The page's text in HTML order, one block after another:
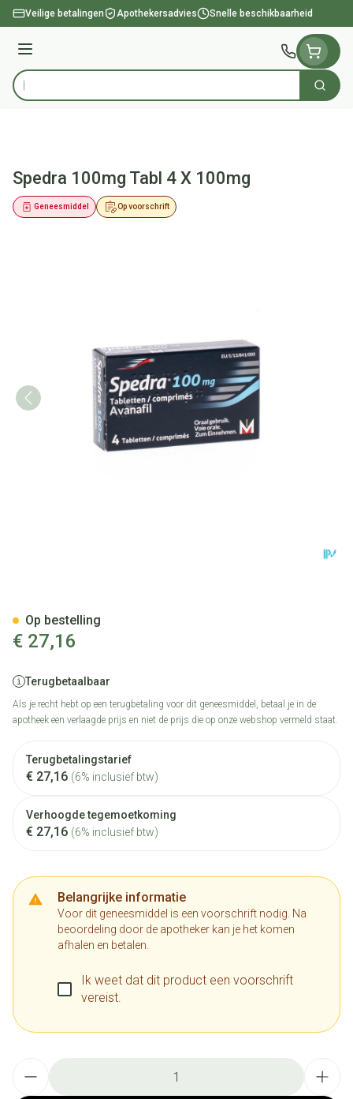
Ga naar de inhoud
Veilige betalingen Apothekersadvies Snelle beschikbaarheid
Menu
Product, merk, categorie... Zoek
Spedra 100mg Tabl 4 X 100mg
Op voorschrift
Geneesmiddel
€ 27,16
Terugbetaalbaar
Als je recht hebt op een terugbetaling voor dit geneesmiddel, betaal je in de
apotheek een verlaagde prijs en niet de prijs die op onze webshop vermeld staat.
Terugbetalingstarief
€ 27,16 (6% inclusief btw)
Verhoogde tegemoetkoming
€ 27,16 (6% inclusief btw)
Belangrijke informatie
Voor dit geneesmiddel is een voorschrift nodig. Na
beoordeling door de apotheker kan je het komen
afhalen en betalen.
Ik weet dat dit product een voorschrift
vereist.
Op bestelling